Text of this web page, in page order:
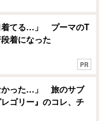
着てる…」 プーマのT
着になった
PR
かった…」 旅のサブ
ゴリー』のコレ、チ